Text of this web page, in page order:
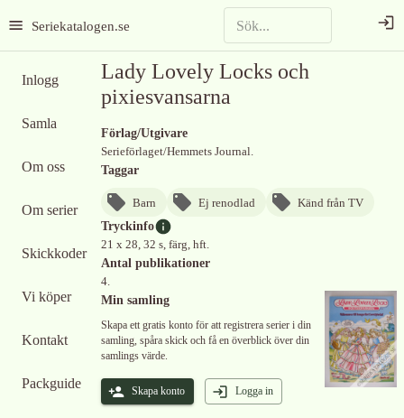
Seriekatalogen.se
Inlogg
Samla
Om oss
Om serier
Skickkoder
Vi köper
Kontakt
Packguide
Lady Lovely Locks och
pixiesvansarna
Förlag/Utgivare
Serieförlaget/Hemmets Journal.
Taggar
Barn Ej renodlad
Känd från TV
Tryckinfo
21 x 28, 32 s, färg, hft.
Antal publikationer
4.
Min samling
Skapa ett gratis konto för att registrera serier i din
samling, spåra skick och få en överblick över din
samlings värde.
Skapa konto Logga in